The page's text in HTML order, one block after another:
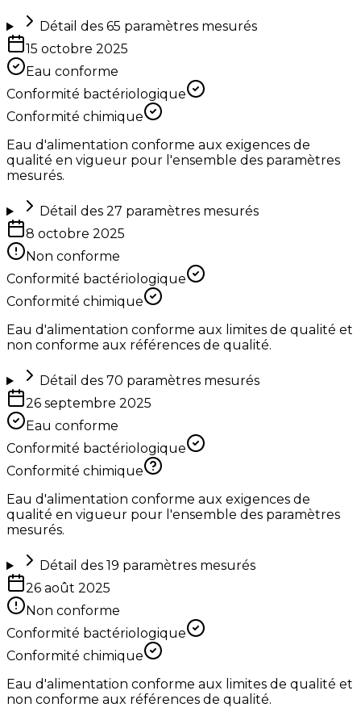
Détail des 65 paramètres mesurés
15 octobre 2025
Eau conforme
Conformité bactériologique
Conformité chimique
Eau d'alimentation conforme aux exigences de
qualité en vigueur pour l'ensemble des paramètres
mesurés.
Détail des 27 paramètres mesurés
8 octobre 2025
Non conforme
Conformité bactériologique
Conformité chimique
Eau d'alimentation conforme aux limites de qualité et
non conforme aux références de qualité.
Détail des 70 paramètres mesurés
26 septembre 2025
Eau conforme
Conformité bactériologique
Conformité chimique
Eau d'alimentation conforme aux exigences de
qualité en vigueur pour l'ensemble des paramètres
mesurés.
Détail des 19 paramètres mesurés
26 août 2025
Non conforme
Conformité bactériologique
Conformité chimique
Eau d'alimentation conforme aux limites de qualité et
non conforme aux références de qualité.